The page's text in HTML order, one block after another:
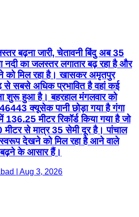
बढ़ना जारी, चेतावनी बिंदु अब 35
नदी का जलस्तर लगातार बढ़ रहा है और
मिल रहा है। खासकर अमृतपुर
से सबसे अधिक प्रभावित है वहां कई
शुरू हुआ है। बहरहाल मंगलवार को
46443 क्यूसेक पानी छोड़ा गया है गंगा
मीटर रिकॉर्ड किया गया है जो
मीटर से मात्र 35 सेमी दूर है। पांचाल
स्वरूप देखने को मिल रहा है आने वाले
के आसार हैं।
| Aug 3, 2026